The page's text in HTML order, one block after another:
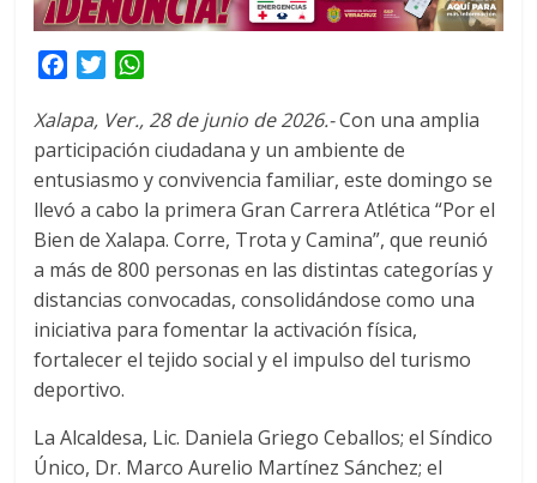
c
e
b
o
o
k
T
i
t
t
e
r
a
t
s
A
p
p
Xalapa, Ver., 28 de junio de 2026.-Con una amplia
participación ciudadana y un ambiente de
entusiasmo y convivencia familiar, este domingo se
llevó a cabo la primera Gran Carrera Atlética “Por el
Bien de Xalapa. Corre, Trota y Camina”, que reunió
a más de 800 personas en las distintas categorías y
distancias convocadas, consolidándose como una
iniciativa para fomentar la activación física,
fortalecer el tejido social y el impulso del turismo
deportivo.
La Alcaldesa, Lic. Daniela Griego Ceballos; el Síndico
Único, Dr. Marco Aurelio Martínez Sánchez; el